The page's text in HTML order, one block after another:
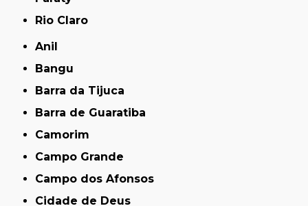
Rio Claro
Anil
Bangu
Barra da Tijuca
Barra de Guaratiba
Camorim
Campo Grande
Campo dos Afonsos
Cidade de Deus